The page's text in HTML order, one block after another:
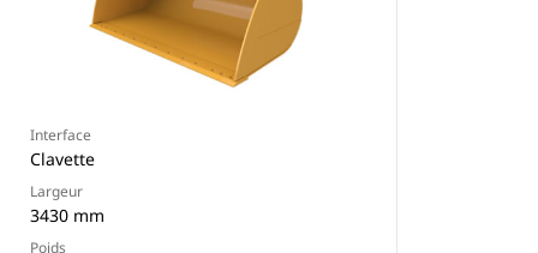
Interface
Clavette
Largeur
3430 mm
Poids